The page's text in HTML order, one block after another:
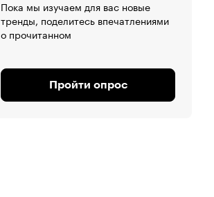
Пока мы изучаем для вас новые
тренды, поделитесь впечатлениями
о прочитанном
Пройти опрос